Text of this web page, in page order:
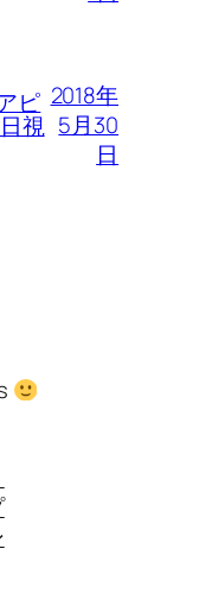
ピ
視
2018年
5月30
日